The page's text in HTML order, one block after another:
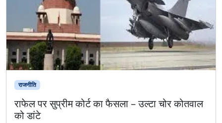
राजनीति
राफेल पर सुप्रीम कोर्ट का फैसला – उल्टा चोर कोतवाल
को डांटे